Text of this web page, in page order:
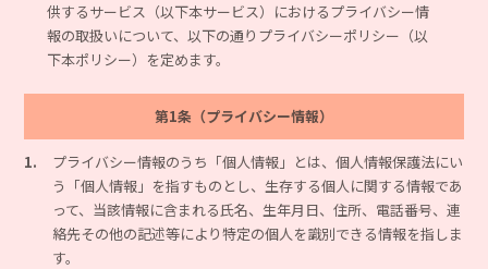
供するサービス（以下本サービス）におけるプライバシー情
報の取扱いについて、 以下の通りプライバシーポリシー（以
下本ポリシー）を定めます。
第1条（プライバシー情報）
1.
プライバシー情報のうち「個人情報」とは、個人情報保護法にい
う「個人情報」を指すものとし、生存する個人に関する情報であ
って、当該情報に含まれる氏名、生年月日、住所、電話番号、連
絡先その他の記述等により特定の個人を識別できる情報を指しま
す。